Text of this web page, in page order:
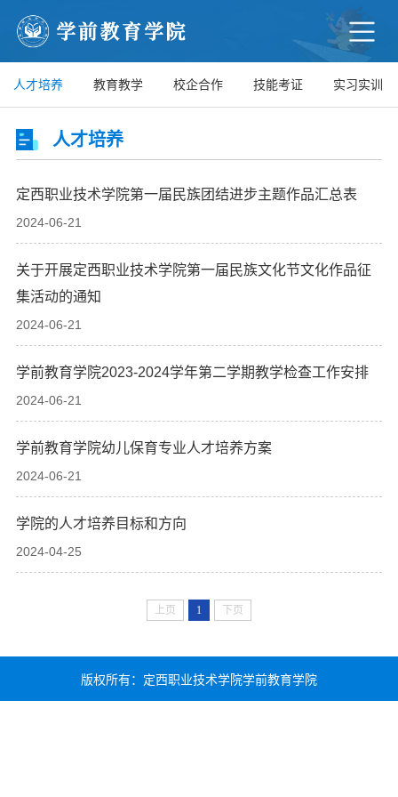
人才培养 教育教学 校企合作 技能考证 实习实训
人才培养
定西职业技术学院第一届民族团结进步主题作品汇总表
2024-06-21
关于开展定西职业技术学院第一届民族文化节文化作品征
集活动的通知
2024-06-21
学前教育学院2023-2024学年第二学期教学检查工作安排
2024-06-21
学前教育学院幼儿保育专业人才培养方案
2024-06-21
学院的人才培养目标和方向
2024-04-25
上页 1 下页
版权所有：定西职业技术学院学前教育学院